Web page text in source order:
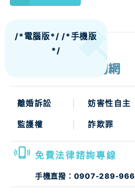
/*電腦版*//*手機版
*/
離婚訴訟 妨害性自主
監護權 詐欺罪
免費法律諮詢專線
手機直撥： 0907-289-966